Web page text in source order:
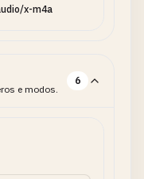
x-m4a
e modos.
6